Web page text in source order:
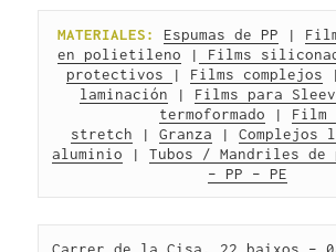
MATERIALES: Espumas de PP |
en polietileno | Films
protectivos
| Films complejos
laminación | Films para
termoformado | Film
stretch | Granza | Complejos
aluminio | Tubos / Mandriles de
– PP – PE